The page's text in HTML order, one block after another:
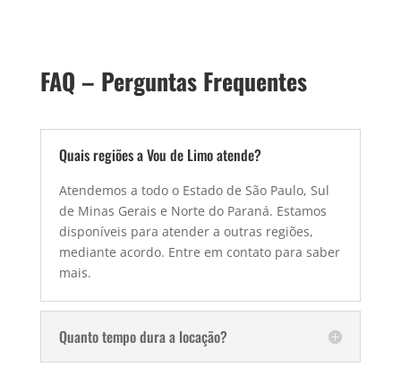
FAQ – Perguntas Frequentes
Quais regiões a Vou de Limo atende?
Atendemos a todo o Estado de São Paulo, Sul
de Minas Gerais e Norte do Paraná. Estamos
disponíveis para atender a outras regiões,
mediante acordo. Entre em contato para saber
mais.
Quanto tempo dura a locação?